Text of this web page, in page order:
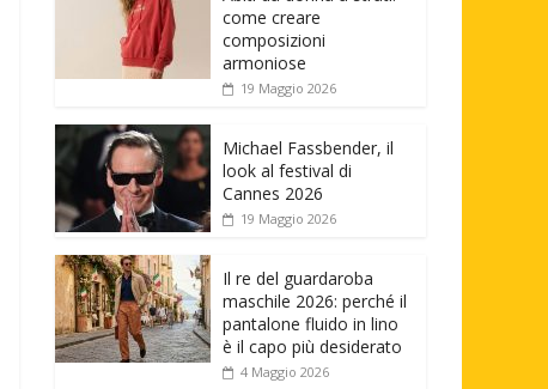
come creare
composizioni
armoniose
19 Maggio 2026
Michael Fassbender, il
look al festival di
Cannes 2026
19 Maggio 2026
Il re del guardaroba
maschile 2026: perché il
pantalone fluido in lino
è il capo più desiderato
4 Maggio 2026